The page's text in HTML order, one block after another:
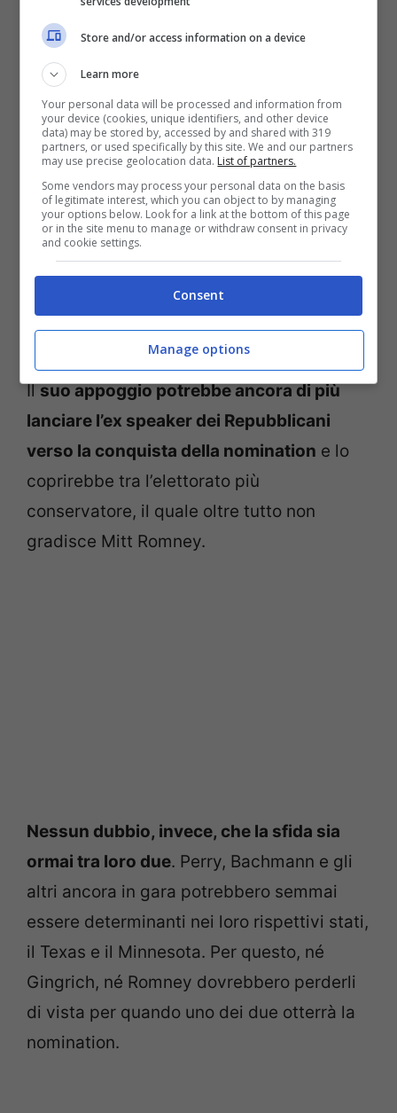
una settimana fa si è ritirato dalla corsa
per la nomination a causa degli scandali
sessuali che lo hanno travolto, malgrado il
favore dei sondaggi per diverse settimane.
Ilsuo appoggio potrebbe ancora di più
lanciare l’ex speaker dei Repubblicani
verso la conquista della nomination e lo
coprirebbe tra l’elettorato più
conservatore, il quale oltre tutto non
gradisce Mitt Romney.
Nessun dubbio, invece, che la sfida sia
ormai tra loro due. Perry, Bachmann e gli
altri ancora in gara potrebbero semmai
essere determinanti nei loro rispettivi stati,
il Texas e il Minnesota. Per questo, né
Gingrich, né Romney dovrebbero perderli
di vista per quando uno dei due otterrà la
nomination.
Store and/or access information on a device
Learn more
Your personal data will be processed and information from
your device (cookies, unique identifiers, and other device
data) may be stored by, accessed by and shared with 319
partners, or used specifically by this site. We and our partners
may use precise geolocation data. List of partners.
Some vendors may process your personal data on the basis
of legitimate interest, which you can object to by managing
your options below. Look for a link at the bottom of this page
or in the site menu to manage or withdraw consent in privacy
and cookie settings.
Consent
Manage options